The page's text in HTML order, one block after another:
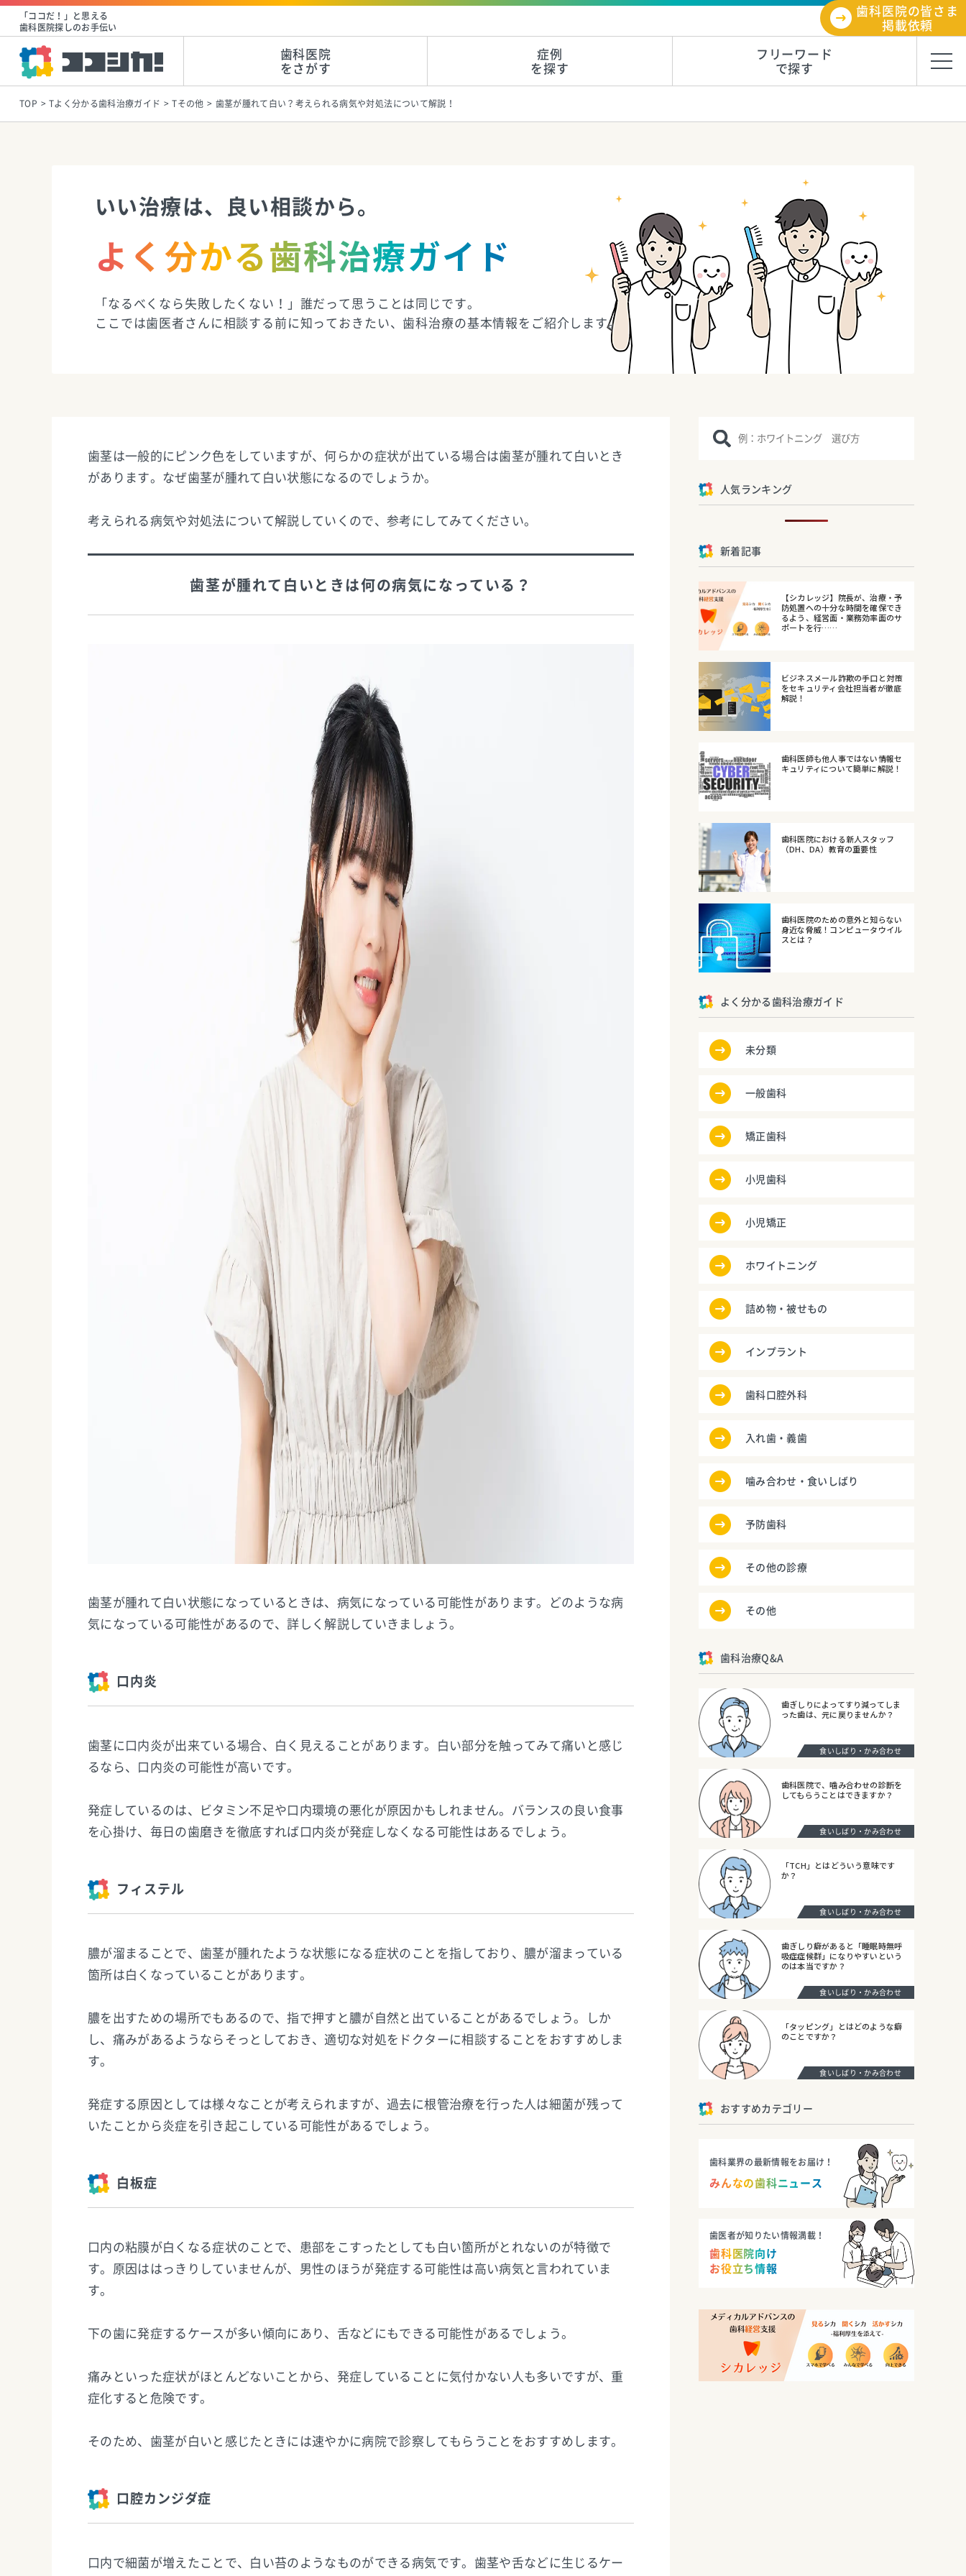
「ココだ！」と思える
歯科医院探しのお手伝い
歯科医院の皆さま
掲載依頼
歯科医院
をさがす
症例
を探す
フリーワード
で探す
TOP Tよく分かる歯科治療ガイド Tその他 歯茎が腫れて白い？考えられる病気や対処法について解説！
いい治療は、良い相談から。
よく分かる歯科治療ガイド
「なるべくなら失敗したくない！」誰だって思うことは同じです。
ここでは歯医者さんに相談する前に知っておきたい、歯科治療の基本情報をご紹介します。
歯茎は一般的にピンク色をしていますが、何らかの症状が出ている場合は歯茎が腫れて白いとき
があります。なぜ歯茎が腫れて白い状態になるのでしょうか。
考えられる病気や対処法について解説していくので、参考にしてみてください。
歯茎が腫れて白いときは何の病気になっている？
歯茎が腫れて白い状態になっているときは、病気になっている可能性があります。どのような病
気になっている可能性があるので、詳しく解説していきましょう。
口内炎
歯茎に口内炎が出来ている場合、白く見えることがあります。白い部分を触ってみて痛いと感じ
るなら、口内炎の可能性が高いです。
発症しているのは、ビタミン不足や口内環境の悪化が原因かもしれません。バランスの良い食事
を心掛け、毎日の歯磨きを徹底すれば口内炎が発症しなくなる可能性はあるでしょう。
フィステル
膿が溜まることで、歯茎が腫れたような状態になる症状のことを指しており、膿が溜まっている
箇所は白くなっていることがあります。
膿を出すための場所でもあるので、指で押すと膿が自然と出ていることがあるでしょう。しか
し、痛みがあるようならそっとしておき、適切な対処をドクターに相談することをおすすめしま
す。
発症する原因としては様々なことが考えられますが、過去に根管治療を行った人は細菌が残って
いたことから炎症を引き起こしている可能性があるでしょう。
白板症
口内の粘膜が白くなる症状のことで、患部をこすったとしても白い箇所がとれないのが特徴で
す。原因ははっきりしていませんが、男性のほうが発症する可能性は高い病気と言われていま
す。
下の歯に発症するケースが多い傾向にあり、舌などにもできる可能性があるでしょう。
痛みといった症状がほとんどないことから、発症していることに気付かない人も多いですが、重
症化すると危険です。
そのため、歯茎が白いと感じたときには速やかに病院で診察してもらうことをおすすめします。
口腔カンジダ症
口内で細菌が増えたことで、白い苔のようなものができる病気です。歯茎や舌などに生じるケー
人気ランキング
新着記事
【シカレッジ】院長が、治療・予
防処置への十分な時間を確保でき
るよう、経営面・業務効率面のサ
ポートを行……
ビジネスメール詐欺の手口と対策
をセキュリティ会社担当者が徹底
解説！
歯科医師も他人事ではない情報セ
キュリティについて簡単に解説！
歯科医院における新人スタッフ
（DH、DA）教育の重要性
歯科医院のための意外と知らない
身近な脅威！コンピュータウイル
スとは？
よく分かる歯科治療ガイド
未分類
一般歯科
矯正歯科
小児歯科
小児矯正
ホワイトニング
詰め物・被せもの
インプラント
歯科口腔外科
入れ歯・義歯
噛み合わせ・食いしばり
予防歯科
その他の診療
その他
歯科治療Q&A
歯ぎしりによってすり減ってしま
った歯は、元に戻りませんか？
食いしばり・かみ合わせ
歯科医院で、噛み合わせの診断を
してもらうことはできますか？
食いしばり・かみ合わせ
「TCH」とはどういう意味です
か？
食いしばり・かみ合わせ
歯ぎしり癖があると「睡眠時無呼
吸症症候群」になりやすいという
のは本当ですか？
食いしばり・かみ合わせ
「タッピング」とはどのような癖
のことですか？
食いしばり・かみ合わせ
おすすめカテゴリー
歯科業界の最新情報をお届け！
みんなの歯科ニュース
歯医者が知りたい情報満載！
歯科医院向け
お役立ち情報